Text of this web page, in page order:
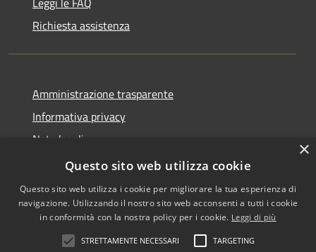
Richiesta assistenza
Amministrazione trasparente
Informativa privacy
Note legali
Dichiarazione di accessibilità
Copyright © 2026 • Comune di
×
Questo sito web utilizza cookie
Questo sito web utilizza i cookie per migliorare la tua esperienza di
navigazione. Utilizzando il nostro sito web acconsenti a tutti i cookie
in conformità con la nostra policy per i cookie. Leggi di più
STRETTAMENTE NECESSARI TARGETING